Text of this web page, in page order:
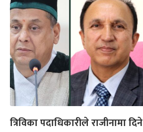
त्रिविका पदाधिकारीले राजीनामा दिने